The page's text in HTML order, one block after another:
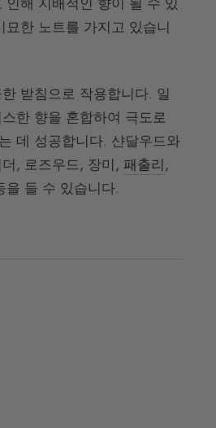
한 노트를 가지고 있습니
받침으로 작용합니다. 일
한 향을 혼합하여 극도로
데 성공합니다. 샨달우드와
, 로즈우드, 장미, 패출리,
을 들 수 있습니다.